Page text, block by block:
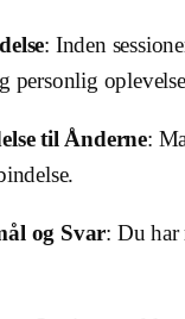
: Inden
personlig
til Ånderne:
og Svar: Du har